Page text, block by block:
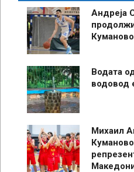
Андреја
Куманово
Водата
водовод
Михаил